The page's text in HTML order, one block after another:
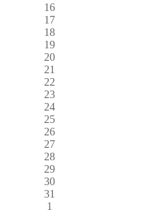
16
17
18
19
20
21
22
23
24
25
26
27
28
29
30
31
1